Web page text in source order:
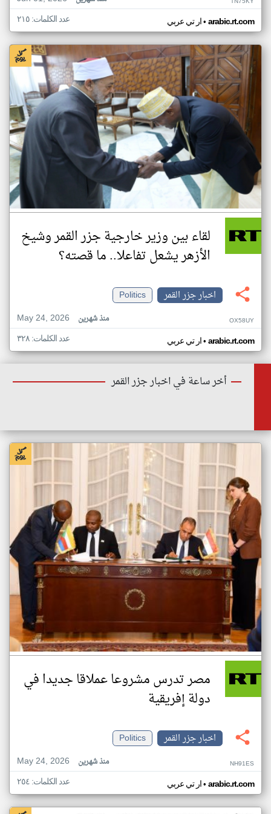
ار تي عربي• arabic.rt.com عدد الكلمات: ٢١٥
لقاء بين وزير خارجية جزر القمر وشيخ
الأزهر يشعل تفاعلا.. ما قصته؟
اخبار جزر القمر
Politics
May 24, 2026
منذ شهرين OX58UY
ار تي عربي• arabic.rt.com عدد الكلمات: ٣٢٨
أخر ساعة في اخبار جزر القمر
مصر تدرس مشروعا عملاقا جديدا في
دولة إفريقية
اخبار جزر القمر
Politics
May 24, 2026
منذ شهرين NH91ES
ار تي عربي• arabic.rt.com عدد الكلمات: ٢٥٤